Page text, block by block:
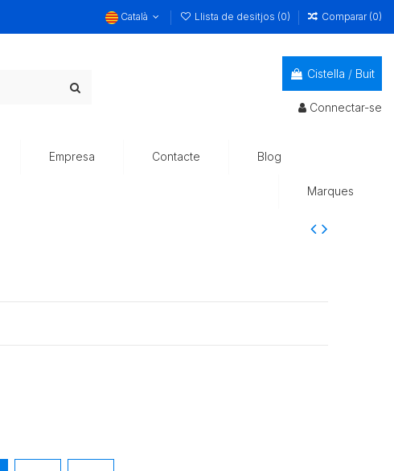
Català Llista de desitjos (0) Comparar (0)
Cistella / Buit
Connectar-se
Empresa Contacte Blog
Marques